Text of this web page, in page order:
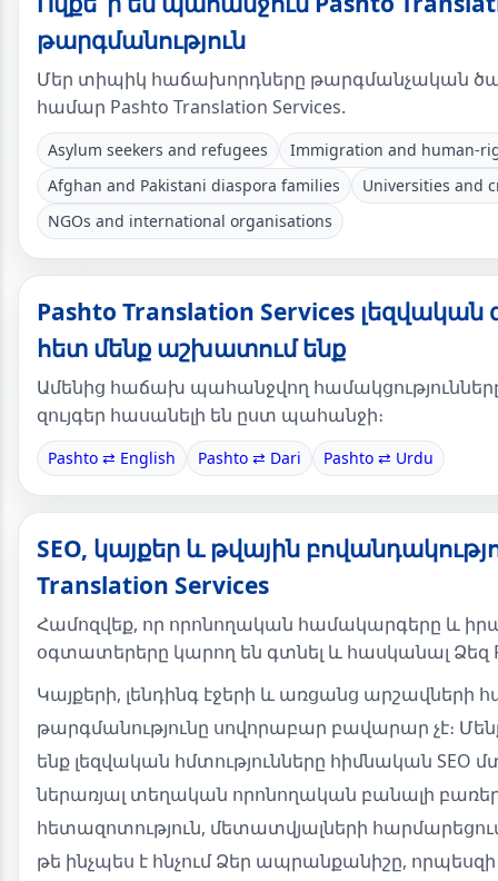
թարգմանություն
Մեր տիպիկ հաճախորդները թարգմանչական
համար Pashto Translation Services.
Asylum seekers and refugees
Immigration and human-
Afghan and Pakistani diaspora families
Universities and
NGOs and international organisations
Pashto Translation Services լեզվական
հետ մենք աշխատում ենք
Ամենից հաճախ պահանջվող
զույգեր հասանելի են ըստ պահանջի։
Pashto ⇄ English Pashto ⇄ Dari Pashto ⇄ Urdu
SEO, կայքեր և թվային
Translation Services
Համոզվեք, որ որոնողական համակարգերը և
օգտատերերը կարող են գտնել և հասկանալ Ձեզ
Կայքերի, լենդինգ էջերի և առցանց
թարգմանությունը սովորաբար բավարար չէ։
ենք լեզվական հմտությունները հիմնական SEO
ներառյալ տեղական որոնողական բանալի
հետազոտություն, մետատվյալների
թե ինչպես է հնչում Ձեր ապրանքանիշը,